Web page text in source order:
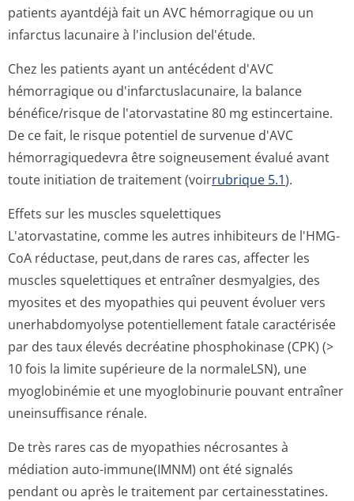
patients ayantdéjà fait un AVC hémorragique ou un
infarctus lacunaire à l'inclusion del'étude.
Chez les patients ayant un antécédent d'AVC
hémorragique ou d'infarctusla­cunaire, la balance
bénéfice/risque de l'atorvastatine 80 mg estincertaine.
De ce fait, le risque potentiel de survenue d'AVC
hémorragiquedevra être soigneusement évalué avant
toute initiation de traitement (voirrubrique 5.1).
Effets sur les muscles squelettiques
L'atorvastatine, comme les autres inhibiteurs de l'HMG-
CoA réductase, peut,dans de rares cas, affecter les
muscles squelettiques et entraîner desmyalgies, des
myosites et des myopathies qui peuvent évoluer vers
unerhabdomyolyse potentiellement fatale caractérisée
par des taux élevés decréatine phosphokinase (CPK) (>
10 fois la limite supérieure de la normaleLSN), une
myoglobinémie et une myoglobinurie pouvant entraîner
uneinsuffisance rénale.
De très rares cas de myopathies nécrosantes à
médiation auto-immune(IMNM) ont été signalés
pendant ou après le traitement par certainesstatines.